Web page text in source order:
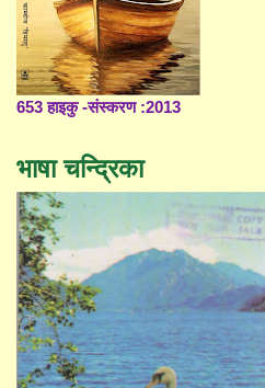
653 हाइकु -संस्करण :2013
भाषा चन्द्रिका